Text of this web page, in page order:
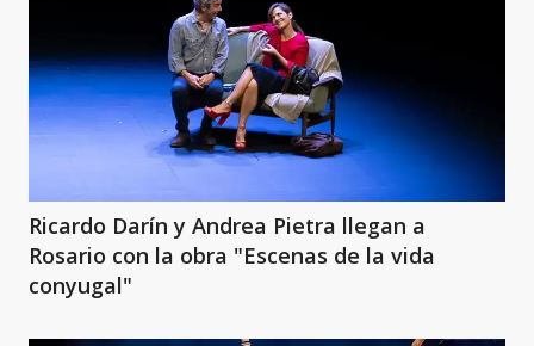
Ricardo Darín y Andrea Pietra llegan a
Rosario con la obra "Escenas de la vida
conyugal"